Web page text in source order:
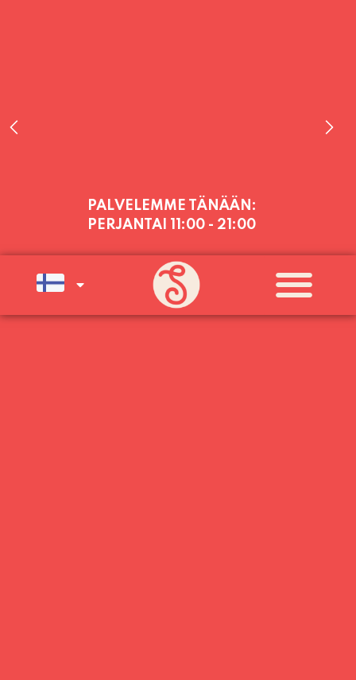
PALVELEMME TÄNÄÄN:
PERJANTAI 11:00 - 21:00
PALVELEMME PÄIVITTÄIN (MA-SU
KLO 11-21) SUNNUNTAIHIN 16.8.
SAAKKA JONKA JÄLKEEN OLEMME
AVOINNA VIIKONLOPPUISIN (PE-